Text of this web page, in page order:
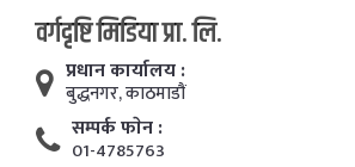
वर्गदृष्टि मिडिया प्रा. लि.
प्रधान कार्यालय :
बुद्धनगर, काठमाडाैं
सम्पर्क फाेन :
01-4785763